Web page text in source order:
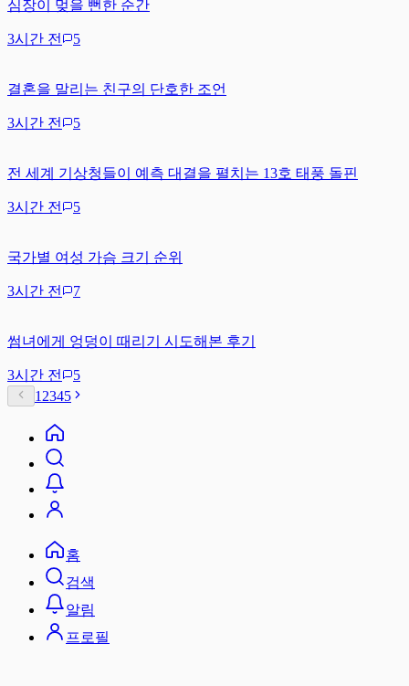
심장이 멎을 뻔한 순간
3시간 전 5
결혼을 말리는 친구의 단호한 조언
3시간 전 5
전 세계 기상청들이 예측 대결을 펼치는 13호 태풍 돌핀
3시간 전 5
국가별 여성 가슴 크기 순위
3시간 전 7
썸녀에게 엉덩이 때리기 시도해본 후기
3시간 전
5
1 2345
홈
검색
알림
프로필